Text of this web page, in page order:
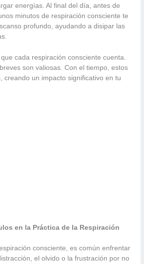
energías. Al final del día, antes de
minutos de respiración consciente te
profundo, ayudando a disipar las
cada respiración consciente cuenta.
son valiosas. Con el tiempo, estos
creando un impacto significativo en tu
en la Práctica de la Respiración
consciente, es común enfrentar
el olvido o la frustración por no